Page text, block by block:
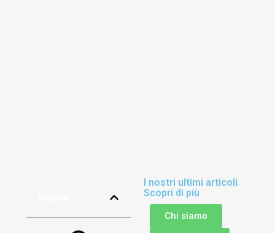
I nostri ultimi articoli
Scopri di più
Chi siamo